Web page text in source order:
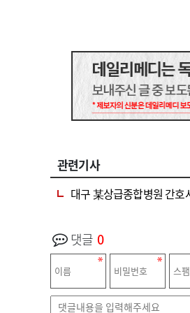
관련기사
대구 某상급종합병원 간호
댓글 0